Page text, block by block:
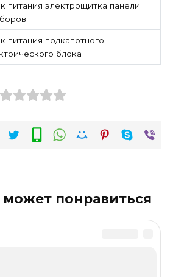
питания электрощитка панели
питания подкапотного
блока
понравиться